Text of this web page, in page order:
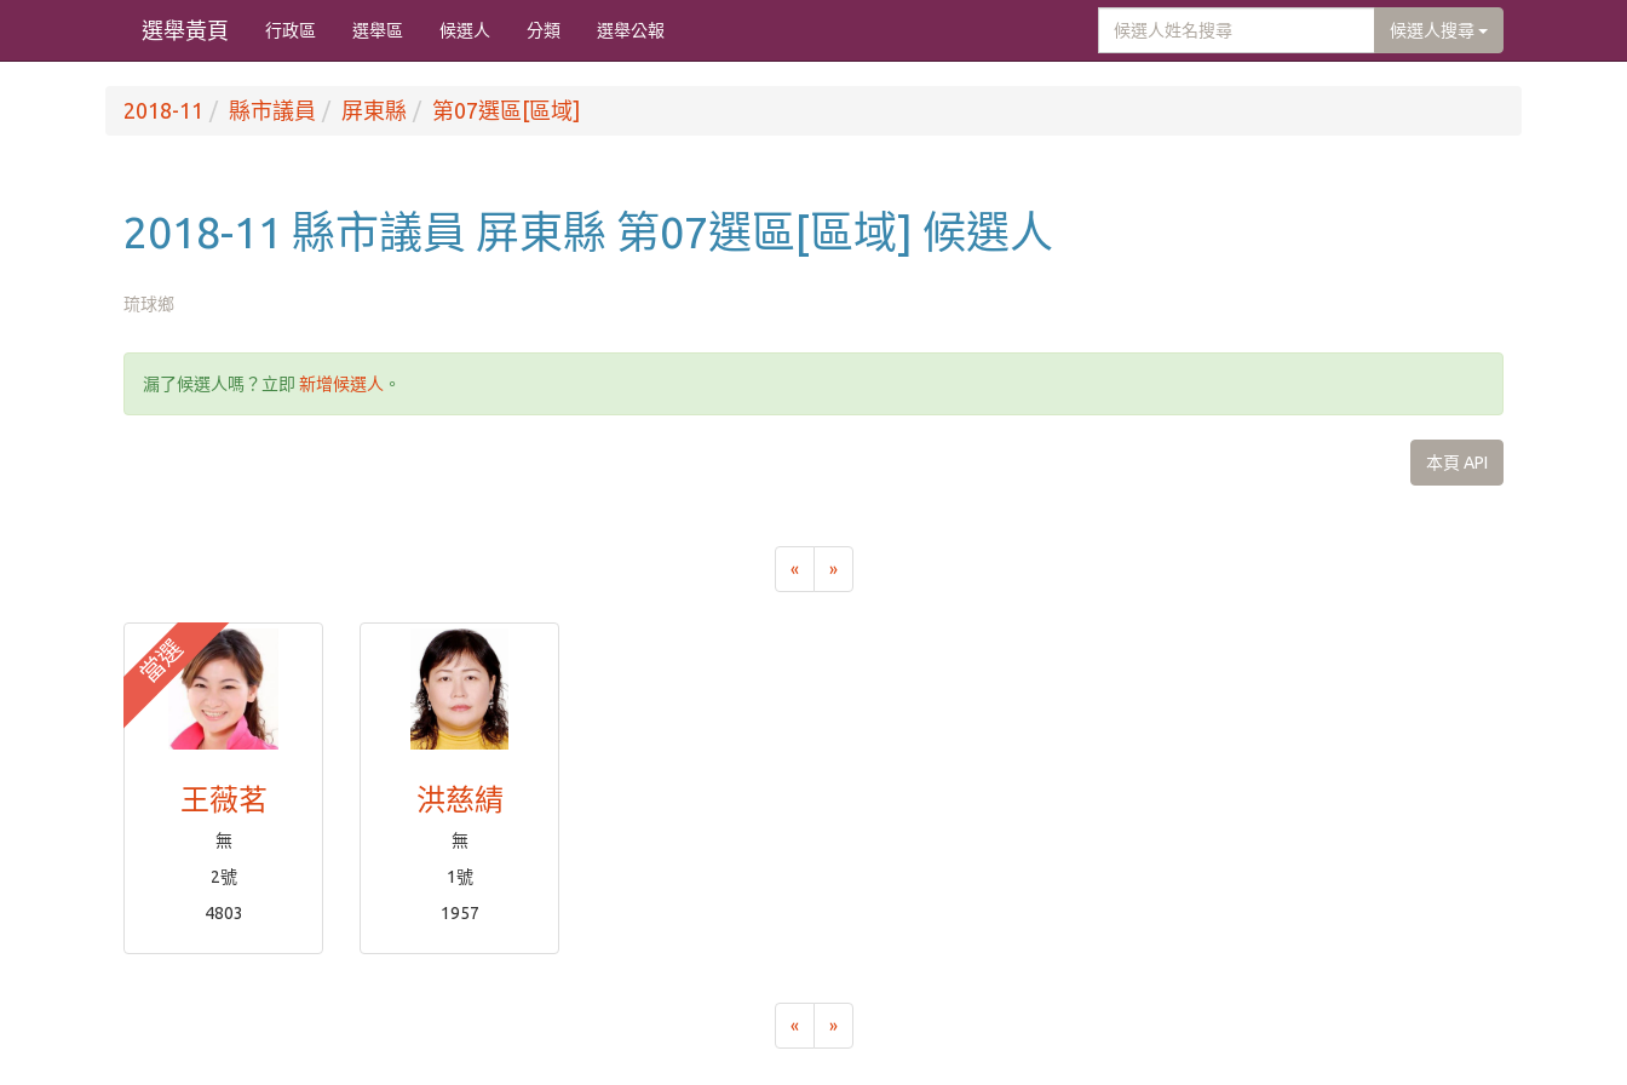
選舉黃頁 行政區 選舉區 候選人 分類 選舉公報 候選人搜尋
2018-11 縣市議員 屏東縣 第07選區[區域]
2018-11 縣市議員 屏東縣 第07選區[區域] 候選人
琉球鄉
漏了候選人嗎？立即 新增候選人 。
本頁 API
« »
當選
王薇茗
無
2號
4803
洪慈綪
無
1號
1957
« »